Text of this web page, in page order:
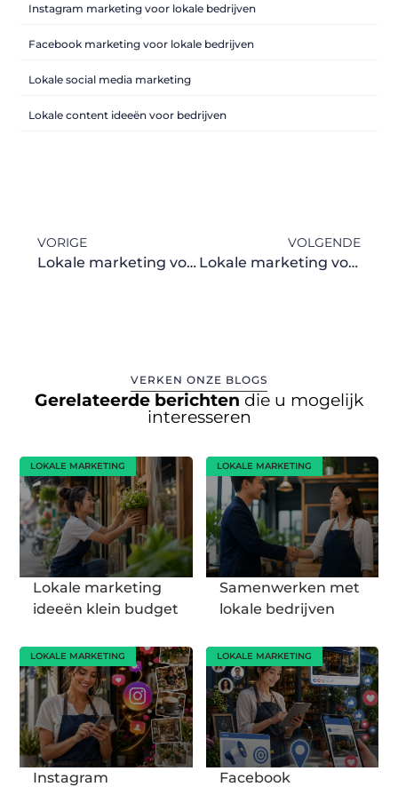
Instagram marketing voor lokale bedrijven
Facebook marketing voor lokale bedrijven
Lokale social media marketing
Lokale content ideeën voor bedrijven
VORIGE
Lokale marketing voor schoonheidssalons
VOLGENDE
Lokale marketing voor fysiotherapeuten
VERKEN ONZE BLOGS
Gerelateerde berichten die u mogelijk
interesseren
LOKALE MARKETING
Lokale marketing
ideeën klein budget
LOKALE MARKETING
Samenwerken met
lokale bedrijven
LOKALE MARKETING
Instagram
LOKALE MARKETING
Facebook